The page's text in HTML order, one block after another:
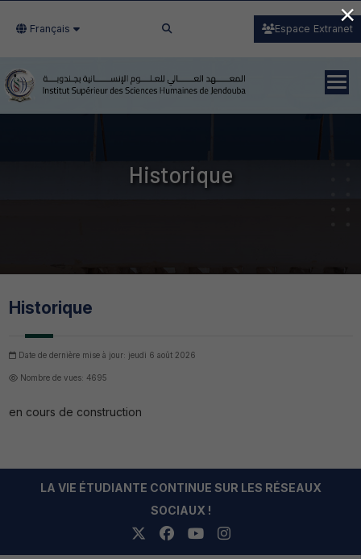
Français Espace Extranet
Historique
Historique
Date de dernière mise à jour: jeudi 6 août 2026
Nombre de vues: 4695
en cours de construction
LA VIE ÉTUDIANTE CONTINUE SUR LES RÉSEAUX
SOCIAUX !
×